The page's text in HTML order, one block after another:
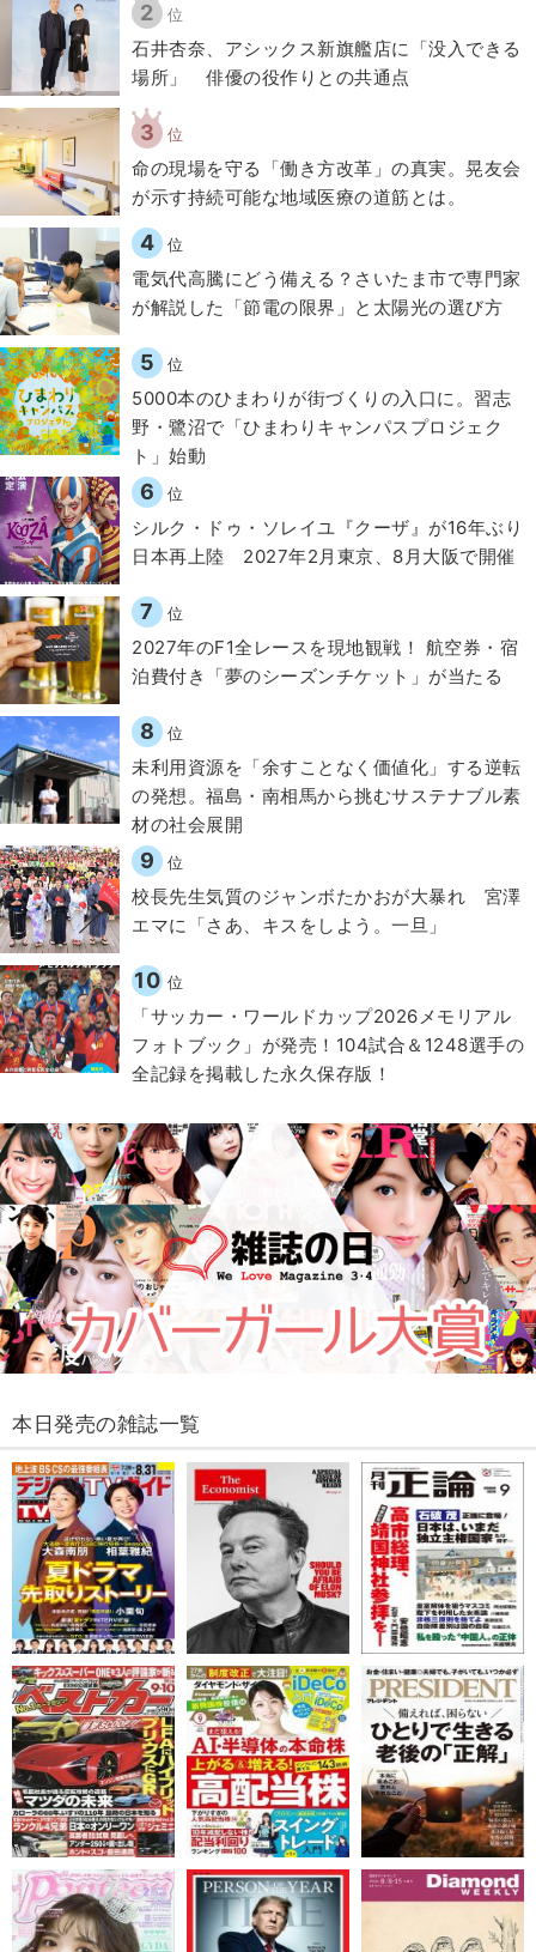
2 位
石井杏奈、アシックス新旗艦店に「没入できる
場所」 俳優の役作りとの共通点
3 位
​命の現場を守る「働き方改革」の真実。晃友会
が示す持続可能な地域医療の道筋とは。
4 位
電気代高騰にどう備える？さいたま市で専門家
が解説した「節電の限界」と太陽光の選び方
5 位
5000本のひまわりが街づくりの入口に。習志
野・鷺沼で「ひまわりキャンパスプロジェク
ト」始動
6 位
シルク・ドゥ・ソレイユ『クーザ』が16年ぶり
日本再上陸 2027年2月東京、8月大阪で開催
7 位
2027年のF1全レースを現地観戦！ 航空券・宿
泊費付き「夢のシーズンチケット」が当たる
8 位
​​未利用資源を「余すことなく価値化」する逆転
の発想。福島・南相馬から挑むサステナブル素
材の社会展開​
9 位
校長先生気質のジャンボたかおが大暴れ 宮澤
エマに「さあ、キスをしよう。一旦」
10 位
「サッカー・ワールドカップ2026メモリアル
フォトブック」が発売！104試合＆1248選手の
全記録を掲載した永久保存版！
本日発売の雑誌一覧